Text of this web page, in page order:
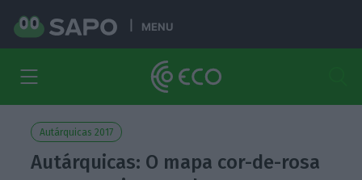
MENU
Autárquicas 2017
Autárquicas: O mapa cor-de-rosa